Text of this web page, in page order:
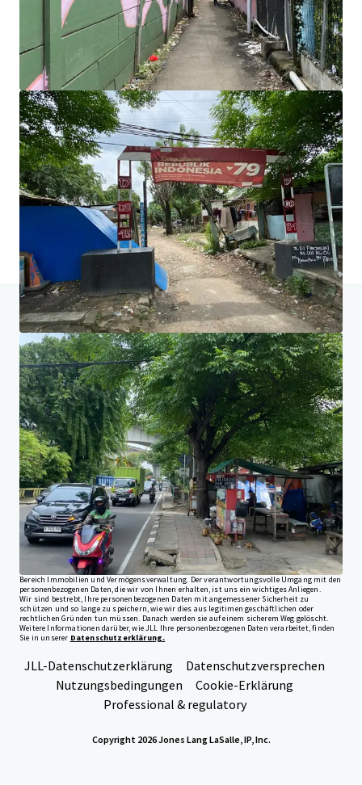
Wir unterstützen Investoren dabei, ihre Finanzierung
intelligenter zu strukturieren und die Portfolio-
Performance zu optimieren. Kontaktieren Sie unser Team,
um gemeinsam einen besseren Weg einzuschlagen.
Mehr erfahren
Zuletzt aktualisiertMay 2, 2025
Home Suchergebnisse Tanah Dijual di Jalan DI Panjaitan -
Investor Center
Ihre Anforderungen
Corporate
Datenschutzerklärung
Jones Lang LaSalle (JLL) ist gemeinsam mit seinen Tochtergesellschaften und
verbundenen Unternehmen ein weltweit führender Anbieter von Dienstleistungen im
Bereich Immobilien und Vermögensverwaltung. Der verantwortungsvolle Umgang mit den
personenbezogenen Daten, die wir von Ihnen erhalten, ist uns ein wichtiges Anliegen.
Wir sind bestrebt, Ihre personenbezogenen Daten mit angemessener Sicherheit zu
schützen und so lange zu speichern, wie wir dies aus legitimen geschäftlichen oder
rechtlichen Gründen tun müssen. Danach werden sie auf einem sicherem Weg gelöscht.
Weitere Informationen darüber, wie JLL Ihre personenbezogenen Daten verarbeitet, finden
Sie in unserer Datenschutzerklärung.
JLL-Datenschutzerklärung
Datenschutzversprechen
Nutzungsbedingungen
Cookie-Erklärung
Professional & regulatory
Copyright 2026 Jones Lang LaSalle, IP, Inc.